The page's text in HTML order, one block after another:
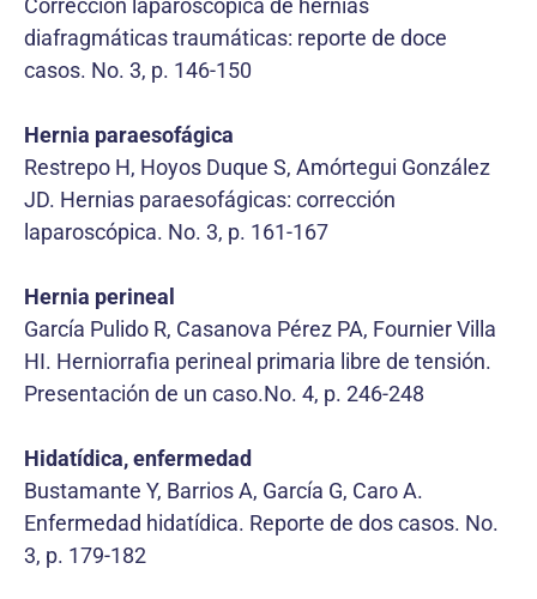
Corrección laparoscópica de hernias
diafragmáticas traumáticas: reporte de doce
casos. No. 3, p. 146-150
Hernia paraesofágica
Restrepo H, Hoyos Duque S, Amórtegui González
JD. Hernias paraesofágicas: corrección
laparoscópica. No. 3, p. 161-167
Hernia perineal
García Pulido R, Casanova Pérez PA, Fournier Villa
HI. Herniorrafia perineal primaria libre de tensión.
Presentación de un caso.No. 4, p. 246-248
Hidatídica, enfermedad
Bustamante Y, Barrios A, García G, Caro A.
Enfermedad hidatídica. Reporte de dos casos. No.
3, p. 179-182